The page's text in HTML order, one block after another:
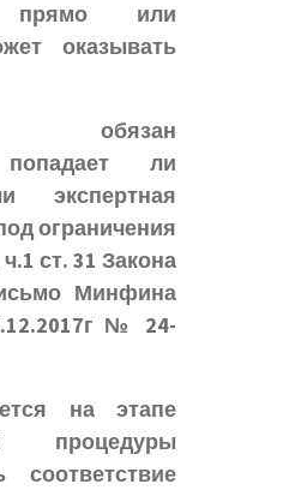
прямо или
оказывать
обязан
ли
экспертная
ограничения
ст. 31 Закона
Минфина
№ 24-
на этапе
процедуры
соответствие